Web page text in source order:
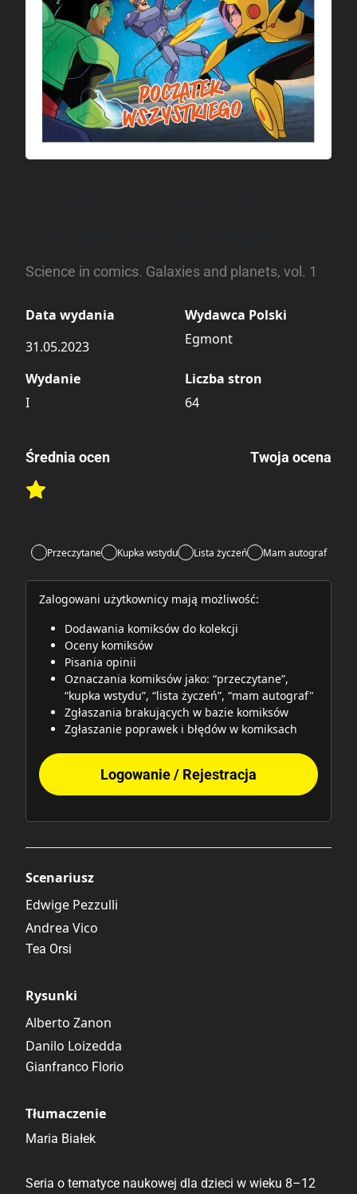
Science in comics. Galaxies and planets, vol. 1
Data wydania
31.05.2023
Wydawca Polski
Egmont
Wydanie
I
Liczba stron
64
Średnia ocen
Rate this item:
Twoja ocena
Przeczytane Kupka wstydu Lista życzeń Mam autograf
Zalogowani użytkownicy mają możliwość:
Dodawania komiksów do kolekcji
Oceny komiksów
Pisania opinii
Oznaczania komiksów jako: “przeczytane”,
“kupka wstydu”, “lista życzeń”, “mam autograf"
Zgłaszania brakujących w bazie komiksów
Zgłaszanie poprawek i błędów w komiksach
Logowanie / Rejestracja
Scenariusz
Edwige Pezzulli
Andrea Vico
Tea Orsi
Rysunki
Alberto Zanon
Danilo Loizedda
Gianfranco Florio
Tłumaczenie
Maria Białek
Seria o tematyce naukowej dla dzieci w wieku 8–12